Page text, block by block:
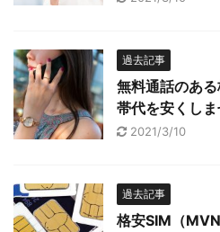
過去記事
無料通話のあ
帯代を安くしま
2021/3/10
過去記事
格安SIM（